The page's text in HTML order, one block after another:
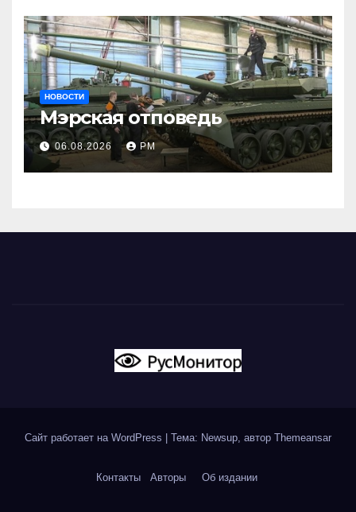
НОВОСТИ
Мэрская отповедь
06.08.2026 РМ
Сайт работает на WordPress Тема: Newsup, автор Themeansar
Контакты Авторы Об издании